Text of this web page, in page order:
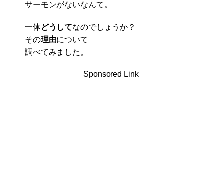
サーモンがないなんて。
一体どうしてなのでしょうか？
その理由について
調べてみました。
Sponsored Link